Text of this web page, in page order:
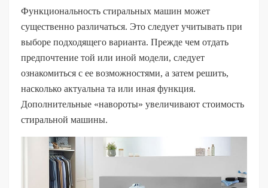
Функциональность стиральных машин может
существенно различаться. Это следует учитывать при
выборе подходящего варианта. Прежде чем отдать
предпочтение той или иной модели, следует
ознакомиться с ее возможностями, а затем решить,
насколько актуальна та или иная функция.
Дополнительные «навороты» увеличивают стоимость
стиральной машины.